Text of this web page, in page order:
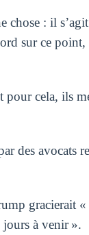
chose : il
sur ce point,
pour cela, ils
des avocats
gracierait «
jours à venir ».